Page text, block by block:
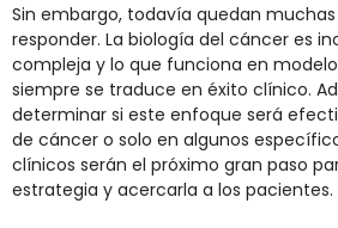
Sin embargo, todavía quedan
responder. La biología del cáncer es
compleja y lo que funciona en
siempre se traduce en éxito clínico.
determinar si este enfoque será
de cáncer o solo en algunos
clínicos serán el próximo gran paso
estrategia y acercarla a los pacientes.